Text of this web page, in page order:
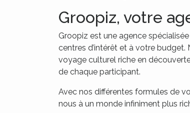
Groopiz, votre
Groopiz est une agence spécialisée
centres d’intérêt et à votre budget.
voyage culturel riche en
de chaque participant.
Avec nos différentes formules de
nous à un monde infiniment plus